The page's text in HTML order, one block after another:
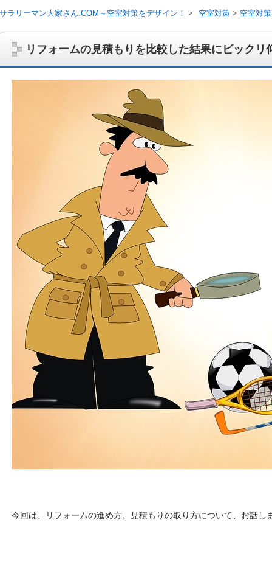
リフォームの見積もりを比較した結果にビックリ
今回は、リフォームの進め方、見積もりの取り方について、お話し
サラリーマン大家さん.COM～空室対策をデザイン！ 空室対策 空室対
サラリーマン大家さんを応援！マンション経営、アパート経営の空室
ム、大家さん自ら行うネット集客、コンセプト賃貸の導入を研究する
on書籍出版、多拠点居住の暮らしぶり、旅行業務取扱管理者、宅建等